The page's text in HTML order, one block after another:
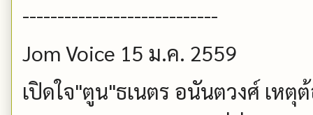
----------------------------
Jom Voice 15 ม.ค. 2559
เปิดใจ"ตูน"ธเนตร อนันตวงศ์ เหตุ